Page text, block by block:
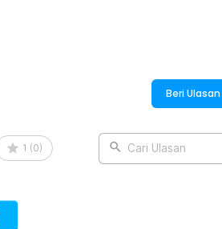
Alas Meja Barista - TY3
Beri Ulasan
1 (0) Cari Ulasan